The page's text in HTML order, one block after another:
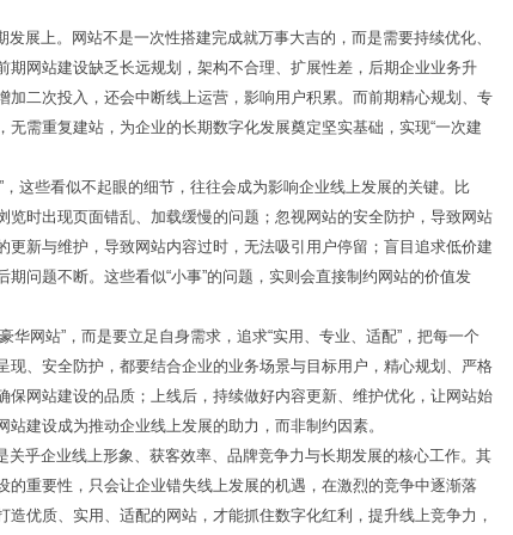
展上。网站不是一次性搭建完成就万事大吉的，而是需要持续优化、
网站建设缺乏长远规划，架构不合理、扩展性差，后期企业业务升
二次投入，还会中断线上运营，影响用户积累。而前期精心规划、专
需重复建站，为企业的长期数字化发展奠定坚实基础，实现“一次建
这些看似不起眼的细节，往往会成为影响企业线上发展的关键。比
时出现页面错乱、加载缓慢的问题；忽视网站的安全防护，导致网站
新与维护，导致网站内容过时，无法吸引用户停留；盲目追求低价建
问题不断。这些看似“小事”的问题，实则会直接制约网站的价值发
网站”，而是要立足自身需求，追求“实用、专业、适配”，把每一个
、安全防护，都要结合企业的业务场景与目标用户，精心规划、严格
网站建设的品质；上线后，持续做好内容更新、维护优化，让网站始
建设成为推动企业线上发展的助力，而非制约因素。
乎企业线上形象、获客效率、品牌竞争力与长期发展的核心工作。其
重要性，只会让企业错失线上发展的机遇，在激烈的竞争中逐渐落
优质、实用、适配的网站，才能抓住数字化红利，提升线上竞争力，